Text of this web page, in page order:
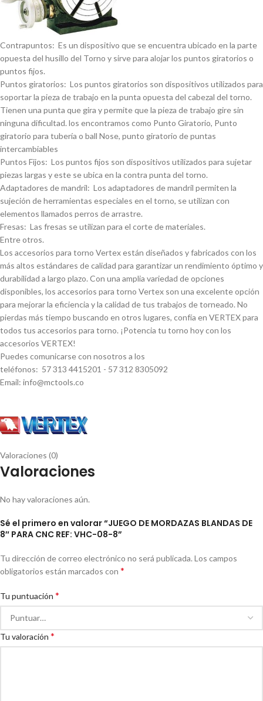
Contrapuntos: Es un dispositivo que se encuentra ubicado en la parte
opuesta del husillo del Torno y sirve para alojar los puntos giratorios o
puntos fijos.
Puntos giratorios: Los puntos giratorios son dispositivos utilizados para
soportar la pieza de trabajo en la punta opuesta del cabezal del torno.
Tienen una punta que gira y permite que la pieza de trabajo gire sin
ninguna dificultad. los encontramos como Punto Giratorio, Punto
giratorio para tuberí­a o ball Nose, punto giratorio de puntas
intercambiables
Puntos Fijos: Los puntos fijos son dispositivos utilizados para sujetar
piezas largas y este se ubica en la contra punta del torno.
Adaptadores de mandril: Los adaptadores de mandril permiten la
sujeción de herramientas especiales en el torno, se utilizan con
elementos llamados perros de arrastre.
Fresas: Las fresas se utilizan para el corte de materiales.
Entre otros.
Los accesorios para torno Vertex están diseñados y fabricados con los
más altos estándares de calidad para garantizar un rendimiento óptimo y
durabilidad a largo plazo. Con una amplia variedad de opciones
disponibles, los accesorios para torno Vertex son una excelente opción
para mejorar la eficiencia y la calidad de tus trabajos de torneado. No
pierdas más tiempo buscando en otros lugares, confí­a en VERTEX para
todos tus accesorios para torno. ¡Potencia tu torno hoy con los
accesorios VERTEX!
Puedes comunicarse con nosotros a los
teléfonos: 57 313 4415201 - 57 312 8305092
Email: info@mctools.co
Valoraciones (0)
Valoraciones
No hay valoraciones aún.
Sé el primero en valorar “JUEGO DE MORDAZAS BLANDAS DE
8″ PARA CNC REF: VHC-08-8”
Tu dirección de correo electrónico no será publicada. Los campos
obligatorios están marcados con *
Tu puntuación *
Tu valoración *